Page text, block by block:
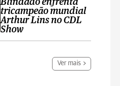
Blindado enfrenta
tricampeão mundial
Arthur Lins no CDL
Show
Ver mais